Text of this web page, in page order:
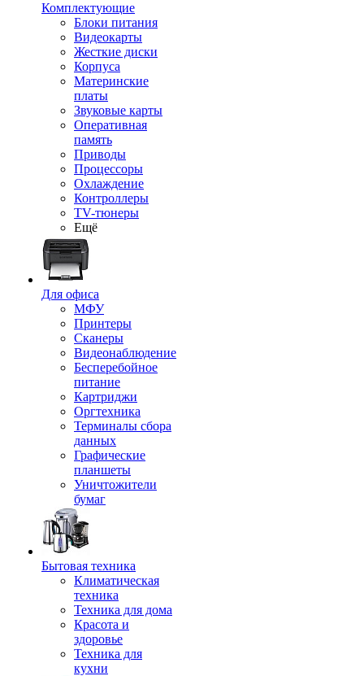
Комплектующие
Блоки питания
Видеокарты
Жесткие диски
Корпуса
Материнские
платы
Звуковые карты
Оперативная
память
Приводы
Процессоры
Охлаждение
Контроллеры
TV-тюнеры
Ещё
Для офиса
МФУ
Принтеры
Сканеры
Видеонаблюдение
Бесперебойное
питание
Картриджи
Оргтехника
Терминалы сбора
данных
Графические
планшеты
Уничтожители
бумаг
Бытовая техника
Климатическая
техника
Техника для дома
Красота и
здоровье
Техника для
кухни